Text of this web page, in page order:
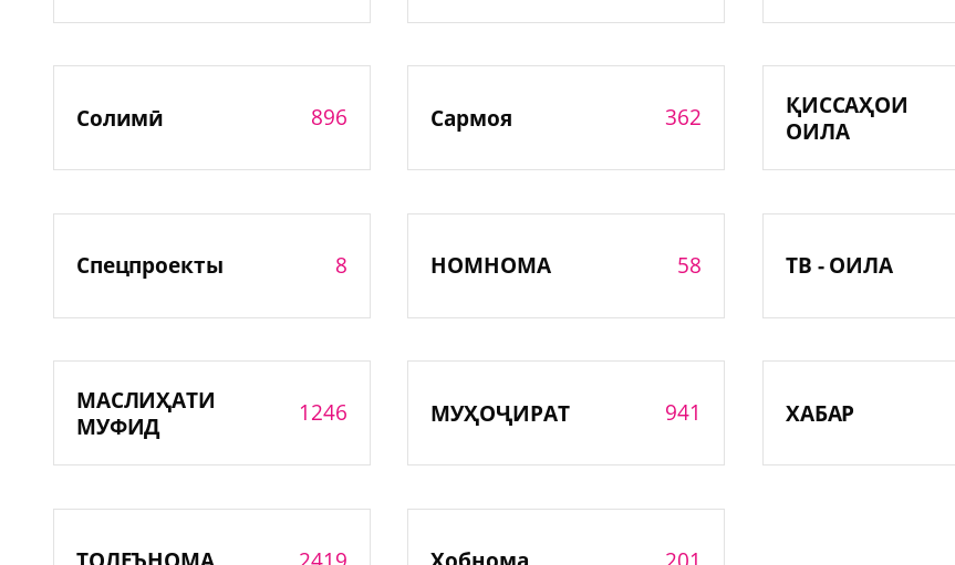
Солимӣ 896 Сармоя 362
ҚИССАҲОИ
ОИЛА
Спецпроекты 8 НОМНОМА 58 ТВ - ОИЛА
МАСЛИҲАТИ
МУФИД
1246 МУҲОҶИРАТ 941 ХАБАР